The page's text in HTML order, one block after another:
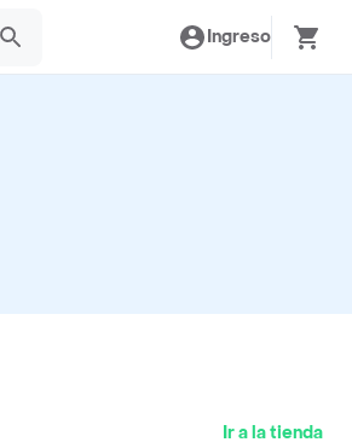
Ingreso
Ir a la tienda